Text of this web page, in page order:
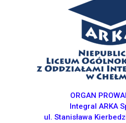
ORGAN
Integral ARKA
ul. Stanisława